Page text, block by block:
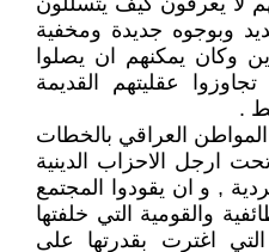
وبوجوه جديدة ومخفية
وكان يمكنهم ان يصلوا
عقليتهم القديمة
.
العراقي بالخطات
ارجل الاحزاب الدينية
, و ان يقودوا المجتمع
والقومية التي خلفتها
اغترت بقدرتها على